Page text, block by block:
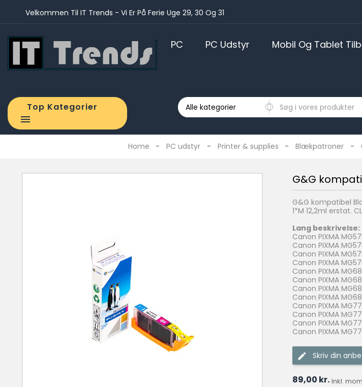
Velkommen Til IT Trends - Vi Er På Ferie Uge 29, 30 Og 31
PC PC Udstyr Mobil Og Tablet
Top Kategorier

Home PC udstyr Printer & supplies Blækpatroner
G&G
G&G kompatibel
1*M 12,2ml erstat.
Lang beskrivelse:
Canon PIXMA
Canon PIXMA
Canon PIXMA
Canon PIXMA
Canon PIXMA
Canon PIXMA
Canon PIXMA
Canon PIXMA
Canon PIXMA
Canon PIXMA
Canon PIXMA
Canon PIXMA
Skriv din
89,00 kr. Inkl.